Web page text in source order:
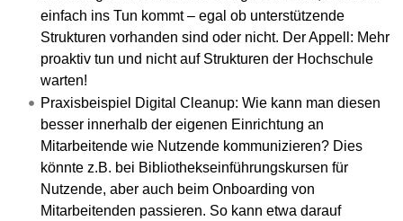
einfach ins Tun kommt – egal ob unterstützende
Strukturen vorhanden sind oder nicht. Der Appell: Mehr
proaktiv tun und nicht auf Strukturen der Hochschule
warten!
Praxisbeispiel Digital Cleanup: Wie kann man diesen
besser innerhalb der eigenen Einrichtung an
Mitarbeitende wie Nutzende kommunizieren? Dies
könnte z.B. bei Bibliothekseinführungskursen für
Nutzende, aber auch beim Onboarding von
Mitarbeitenden passieren. So kann etwa darauf